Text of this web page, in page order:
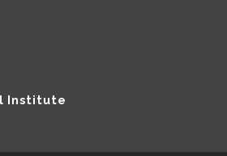
Institute